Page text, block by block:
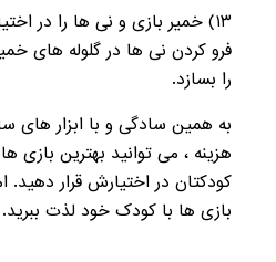
۱۳) خمیر بازی و نی ها را در
فرو کردن نی ها در گلوله های
را بسازد.
به همین سادگی و با ابزار های
هزینه ، می توانید بهترین بازی
کودکتان در اختیارش قرار دهید.
بازی ها با کودک خود لذت ببرید.